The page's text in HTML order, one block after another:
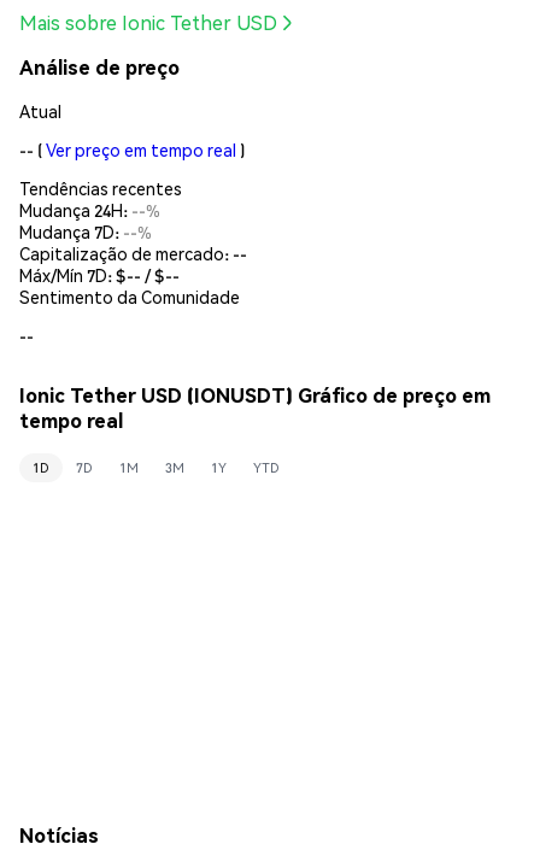
Mais sobre Ionic Tether USD
Análise de preço
Atual
-- (Ver preço em tempo real )
Tendências recentes
Mudança 24H: --%
Mudança 7D: --%
Capitalização de mercado: --
Máx/Mín 7D: $-- / $--
Sentimento da Comunidade
--
Ionic Tether USD (IONUSDT) Gráfico de preço em
tempo real
1D 7D 1M 3M 1Y YTD
Notícias